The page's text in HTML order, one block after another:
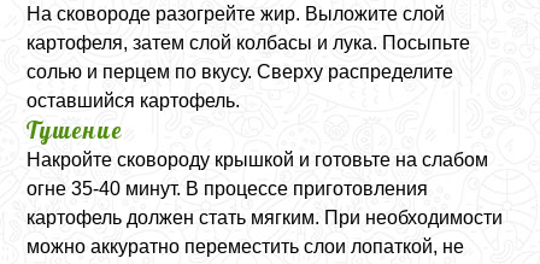
На сковороде разогрейте жир. Выложите слой
картофеля, затем слой колбасы и лука. Посыпьте
солью и перцем по вкусу. Сверху распределите
оставшийся картофель.
Тушение
Накройте сковороду крышкой и готовьте на слабом
огне 35-40 минут. В процессе приготовления
картофель должен стать мягким. При необходимости
можно аккуратно переместить слои лопаткой, не